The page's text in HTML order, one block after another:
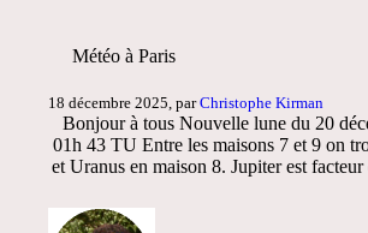
Météo à Paris
18 décembre 2025, parChristophe Kirman
Bonjour à tous Nouvelle lune du 20
01h 43 TU Entre les maisons 7 et 9 on
et Uranus en maison 8. Jupiter est